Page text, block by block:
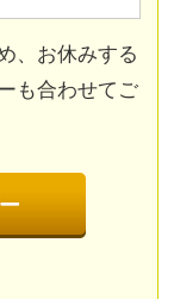
、お休みする
も合わせてご